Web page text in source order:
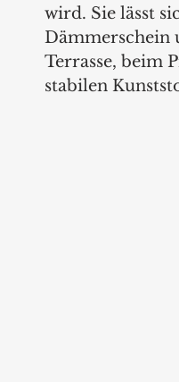
wird. Sie lässt
Dämmerschein
Terrasse, beim
stabilen